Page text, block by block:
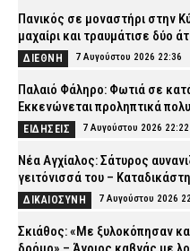
Πανικός σε μοναστήρι στην
μαχαίρι και τραυμάτισε δύο
ΔΙΕΘΝΗ 7 Αυγούστου 2026 22:36
Παλαιό Φάληρο: Φωτιά σε
Εκκενώνεται προληπτικά
ΕΙΔΗΣΕΙΣ 7 Αυγούστου 2026 22:22
Νέα Αγχίαλος: Σάτυρος
γειτόνισσά του –
ΔΙΚΑΙΟΣΥΝΗ 7 Αυγούστου 2026
Σκιάθος: «Με ξυλοκόπησαν